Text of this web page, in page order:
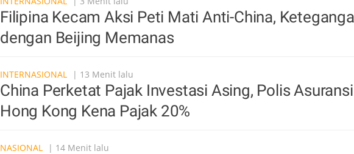
Filipina Kecam Aksi Peti Mati Anti-China,
dengan Beijing Memanas
INTERNASIONAL | 13 Menit lalu
China Perketat Pajak Investasi Asing, Polis Asuransi
Hong Kong Kena Pajak 20%
NASIONAL | 14 Menit lalu